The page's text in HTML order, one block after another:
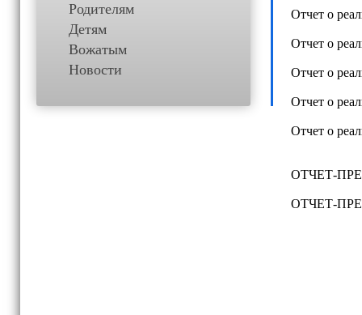
Родителям
Детям
Вожатым
Новости
Отчет о
Отчет о
Отчет о
Отчет о
Отчет о
ОТЧЕТ-
ОТЧЕТ-